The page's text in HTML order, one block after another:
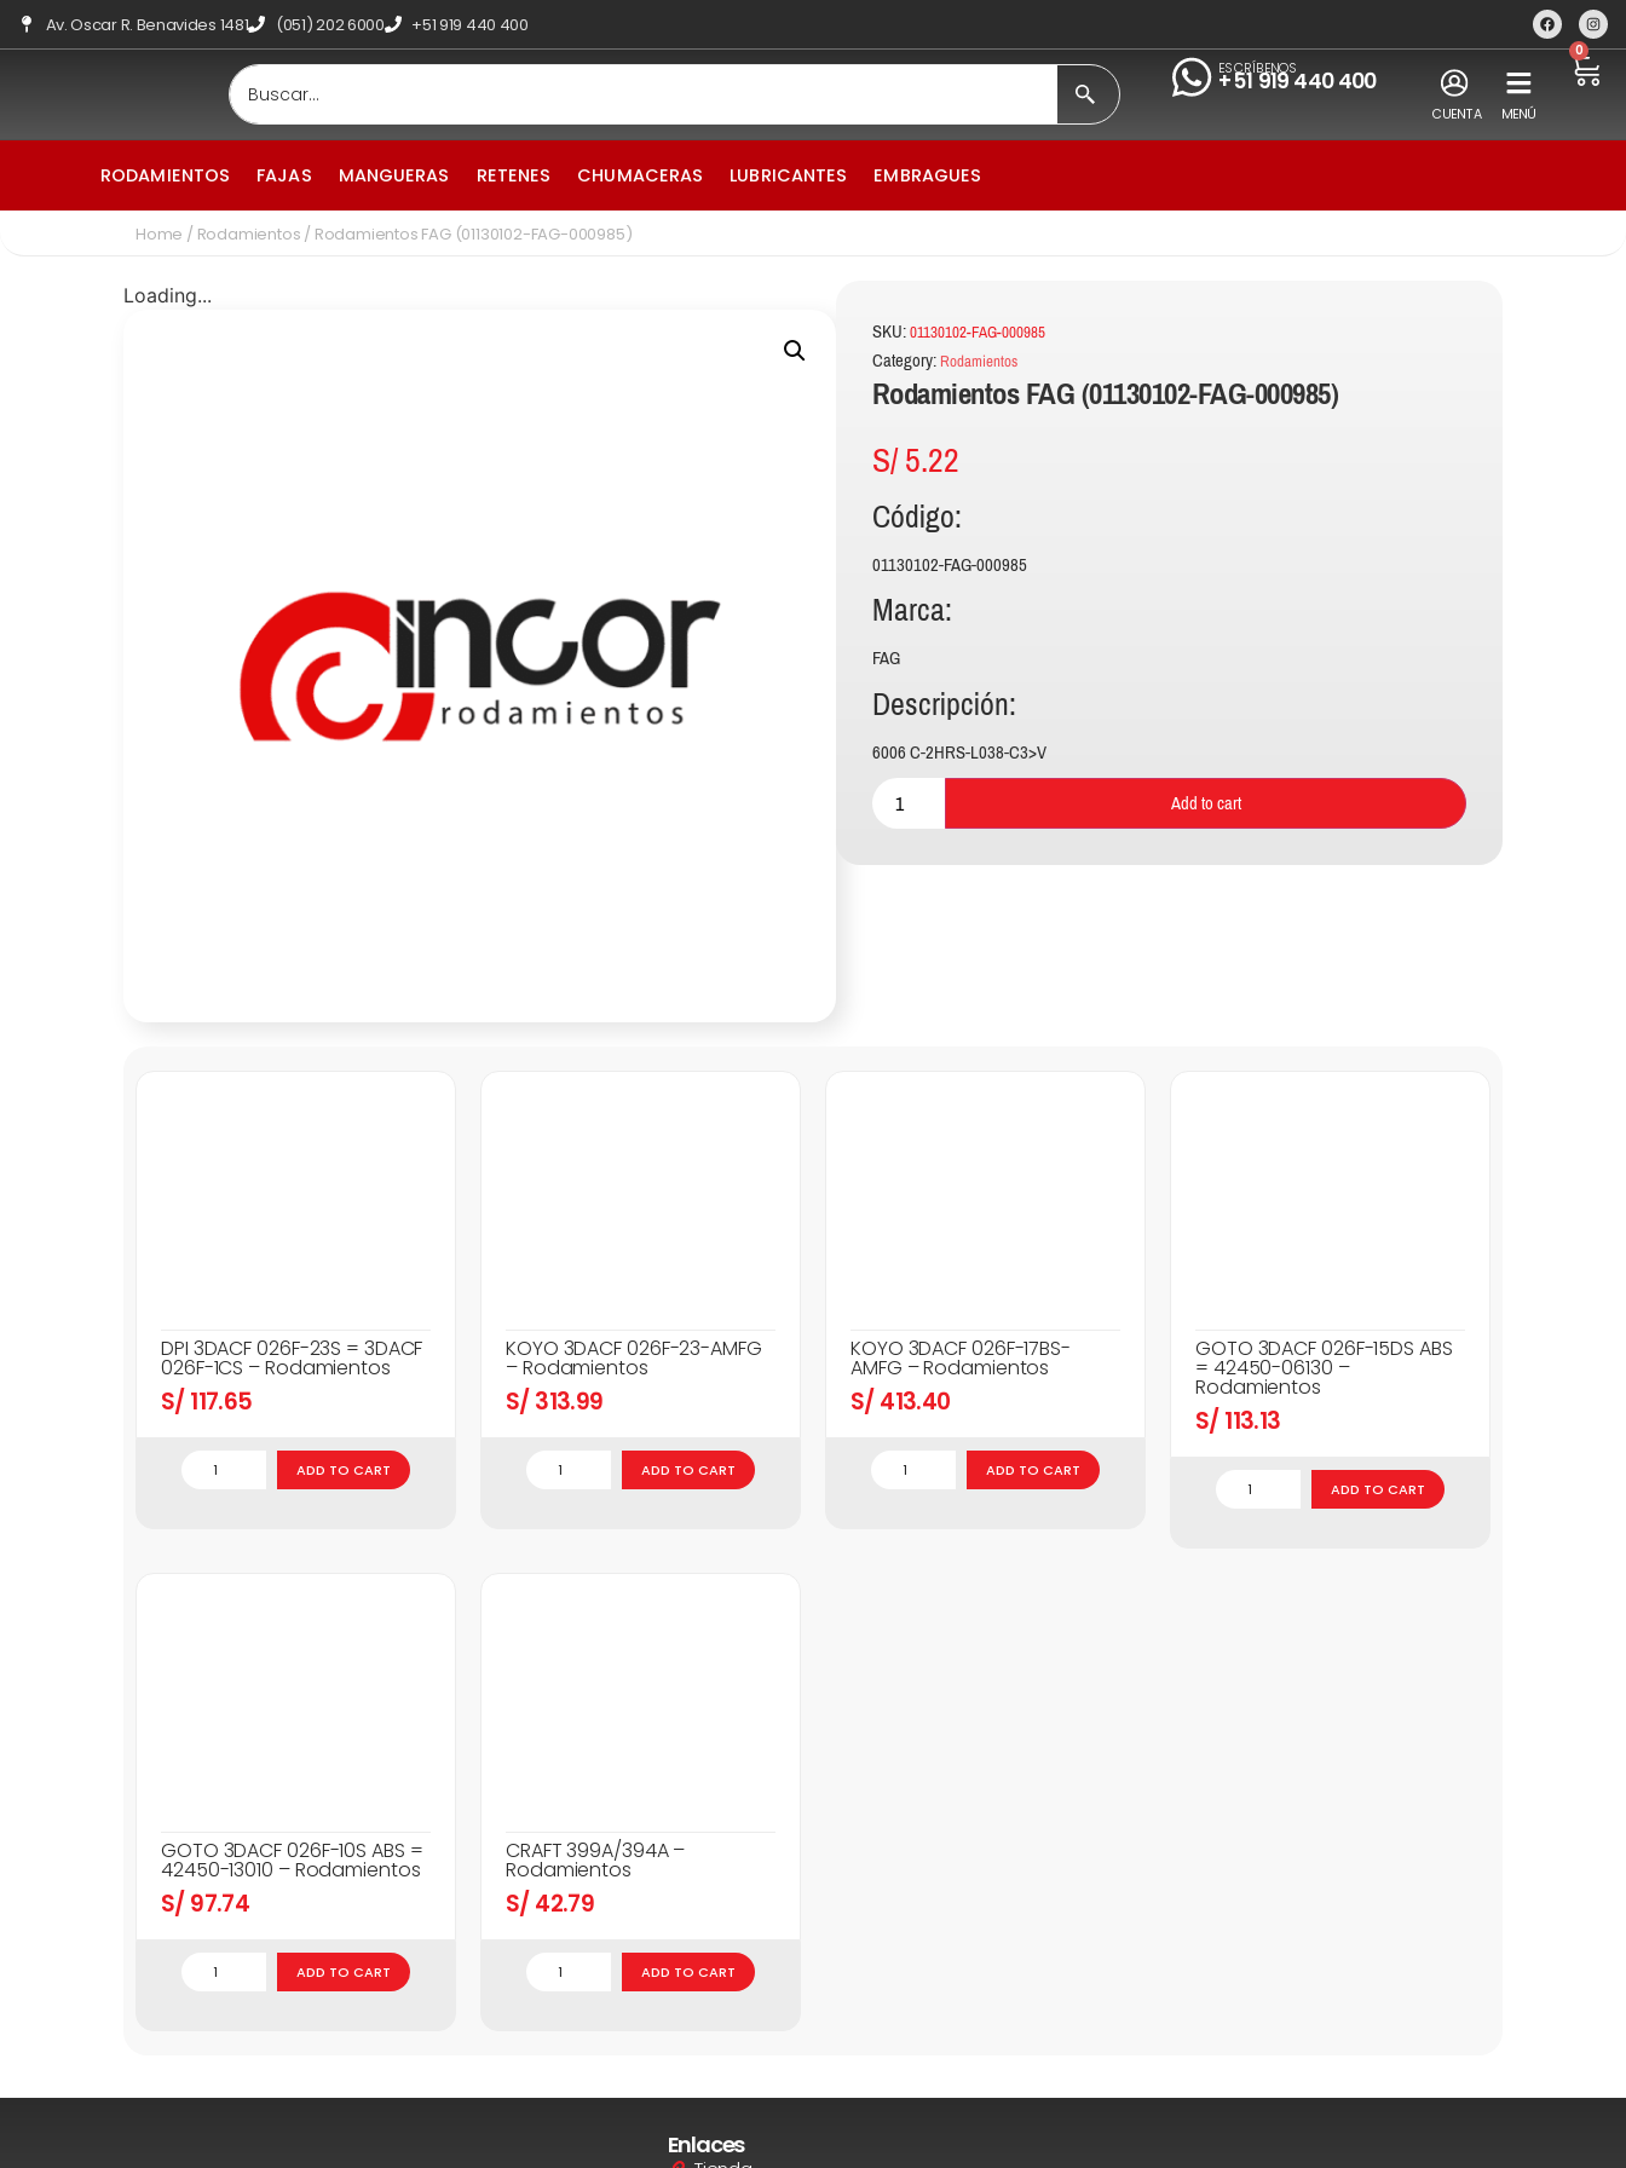
Av. Oscar R. Benavides 1481 (051) 202 6000 +51 919 440 400
ESCRÍBENOS
+51 919 440 400
CUENTA MENÚ
0
RODAMIENTOS FAJAS MANGUERAS RETENES CHUMACERAS LUBRICANTES EMBRAGUES
Home / Rodamientos / Rodamientos FAG (01130102-FAG-000985)
Loading...
SKU:01130102-FAG-000985
Category: Rodamientos
Rodamientos FAG (01130102-FAG-000985)
S/5.22
Código:
01130102-FAG-000985
Marca:
FAG
Descripción:
6006 C-2HRS-L038-C3>V
Add to cart
DPI 3DACF 026F-23S = 3DACF
026F-1CS – Rodamientos
S/ 117.65
ADD TO CART
KOYO 3DACF 026F-23-AMFG
– Rodamientos
S/ 313.99
ADD TO CART
KOYO 3DACF 026F-17BS-
AMFG – Rodamientos
S/ 413.40
ADD TO CART
GOTO 3DACF 026F-15DS ABS
= 42450-06130 –
Rodamientos
S/ 113.13
ADD TO CART
GOTO 3DACF 026F-10S ABS =
42450-13010 – Rodamientos
S/ 97.74
ADD TO CART
CRAFT 399A/394A –
Rodamientos
S/ 42.79
ADD TO CART
Enlaces